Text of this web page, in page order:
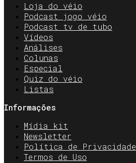
Loja do véio
Podcast jogo véio
Podcast tv de tubo
Vídeos
Análises
Colunas
Especial
Quiz do véio
Listas
Informações
Mídia kit
Newsletter
Política de Privacidade
Termos de Uso